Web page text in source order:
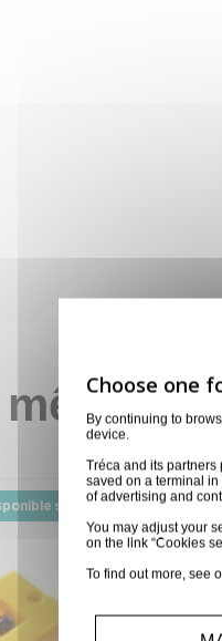
sur demande
By continuing to
device.
Tréca and its partners
saved on a terminal
of advertising and
You may adjust your
on the link “Cookies
To find out more, see